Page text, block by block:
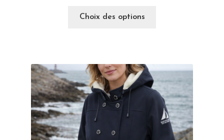
Choix des options